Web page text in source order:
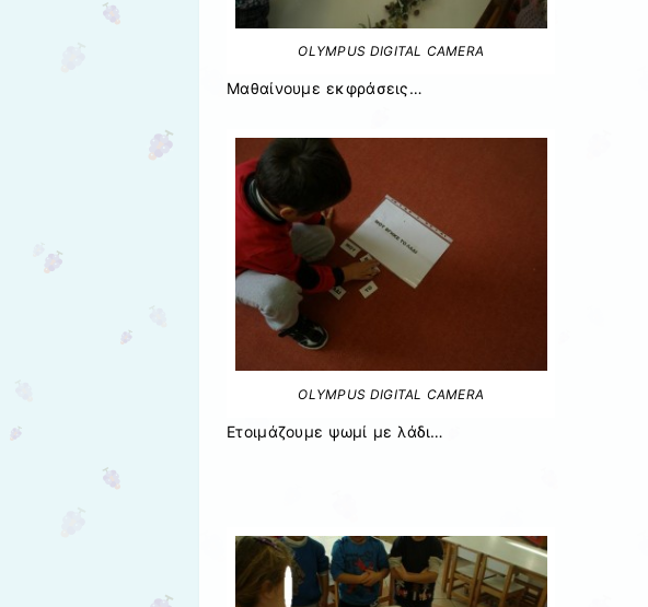
OLYMPUS DIGITAL CAMERA
Μαθαίνουμε εκφράσεις…
OLYMPUS DIGITAL CAMERA
Ετοιμάζουμε ψωμί με λάδι…